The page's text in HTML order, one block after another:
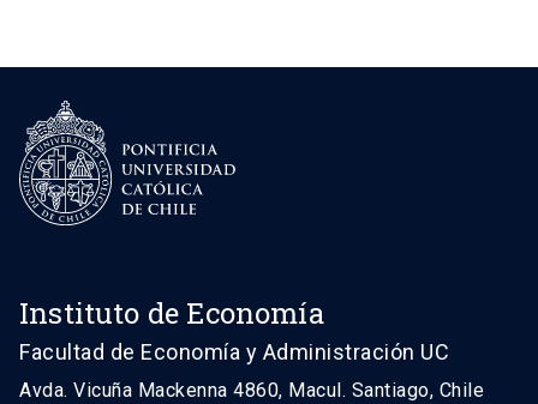
Instituto de Economía
Facultad de Economía y Administración UC
Avda. Vicuña Mackenna 4860, Macul. Santiago, Chile